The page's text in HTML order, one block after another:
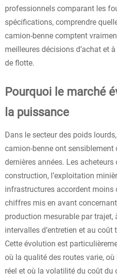
professionnels comparant les
spécifications, comprendre
camion-benne comptent
meilleures décisions d’achat et
de flotte.
Pourquoi le marché
la puissance
Dans le secteur des poids
camion-benne ont sensiblement
dernières années. Les
construction, l’exploitation
infrastructures accordent moins
chiffres mis en avant
production mesurable par trajet,
intervalles d’entretien et au
Cette évolution est
où la qualité des routes varie,
réel et où la volatilité du coût